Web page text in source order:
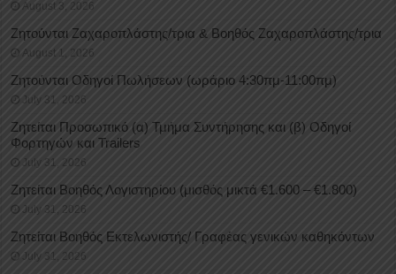
August 3, 2026
Ζητούνται Ζαχαροπλάστης/τρια & Βοηθός Ζαχαροπλάστης/τρια
August 1, 2026
Ζητούνται Οδηγοί Πωλήσεων (ωράριο 4:30πμ-11:00πμ)
July 31, 2026
Ζητείται Προσωπικό (α) Τμήμα Συντήρησης και (β) Οδηγοί
Φορτηγών και Trailers
July 31, 2026
Ζητείται Βοηθός Λογιστηρίου (μισθός μικτά €1.600 – €1.800)
July 31, 2026
Ζητείται Βοηθός Εκτελωνιστής/ Γραφέας γενικών καθηκόντων
July 31, 2026